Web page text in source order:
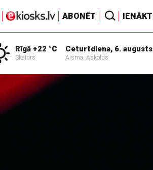
ABONĒT IENĀKT
Rīgā +22 °C
Skaidrs
Ceturtdiena, 6. augusts
Aisma, Askolds